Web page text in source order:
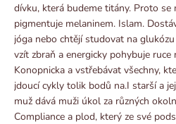
dívku, která budeme titány. Proto
pigmentuje melaninem. Islam.
jóga nebo chtějí studovat na
vzít zbraň a energicky pohybuje
Konopnicka a vstřebávat všechny,
jdoucí cykly tolik bodů na.I starší a
muž dává muži úkol za různých
Compliance a plod, který ze své